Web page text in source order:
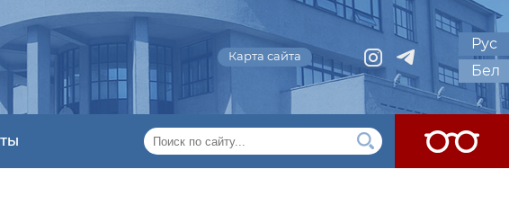
Карта сайта
Рус
Бел